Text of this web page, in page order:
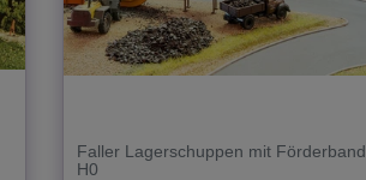
Faller Lagerschuppen mit Förderband
H0